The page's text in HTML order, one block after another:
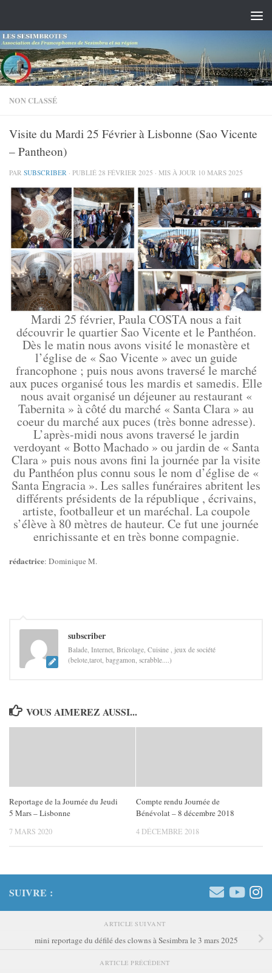
NON CLASSÉ
Visite du Mardi 25 Février à Lisbonne (Sao Vicente
– Pantheon)
PAR SUBSCRIBER · PUBLIÉ 28 FÉVRIER 2025 · MIS À JOUR 10 MARS 2025
Mardi 25 février, Paula COSTA nous a fait
découvrir le quartier Sao Vicente et le Panthéon.
Dès le matin nous avons visité le monastère et
l’église de « Sao Vicente » avec un guide
francophone ; puis nous avons traversé le marché
aux puces organisé tous les mardis et samedis. Elle
nous avait organisé un déjeuner au restaurant «
Tabernita » à côté du marché « Santa Clara » au
coeur du marché aux puces (très bonne adresse).
L’après-midi nous avons traversé le jardin
verdoyant « Botto Machado » ou jardin de « Santa
Clara » puis nous avons fini la journée par la visite
du Panthéon plus connu sous le nom d’église de «
Santa Engracia ». Les salles funéraires abritent les
différents présidents de la république , écrivains,
artiste, footballeur et un maréchal. La coupole
s’élève à 80 mètres de hauteur. Ce fut une journée
enrichissante et en très bonne compagnie.
rédactrice: Dominique M.
subscriber
Balade, Internet, Bricolage, Cuisine , jeux de société
(belote,tarot, baggamon, scrabble....)
VOUS AIMEREZ AUSSI...
Reportage de la Journée du Jeudi
5 Mars – Lisbonne
7 MARS 2020
Compte rendu Journée de
Bénévolat – 8 décembre 2018
4 DÉCEMBRE 2018
SUIVRE :
ARTICLE SUIVANT
mini reportage du défilé des clowns à Sesimbra le 3 mars 2025
ARTICLE PRÉCÉDENT